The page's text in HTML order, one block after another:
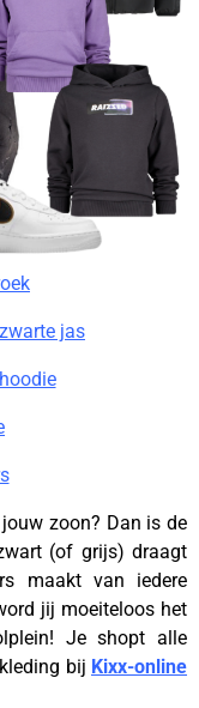
zwarte jas
zoon? Dan is de
(of grijs) draagt
maakt van iedere
jij moeiteloos het
Je shopt alle
bij Kixx-online